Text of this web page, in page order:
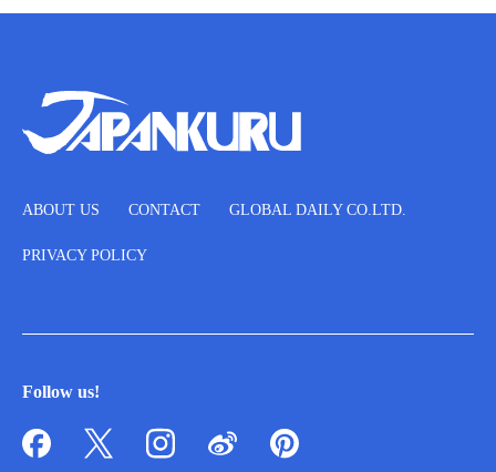
ABOUT US CONTACT GLOBAL DAILY CO.LTD.
PRIVACY POLICY
Follow us!